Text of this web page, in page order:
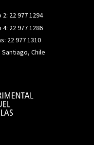
2: 22 977 1294
4: 22 977 1286
22 977 1310
Chile